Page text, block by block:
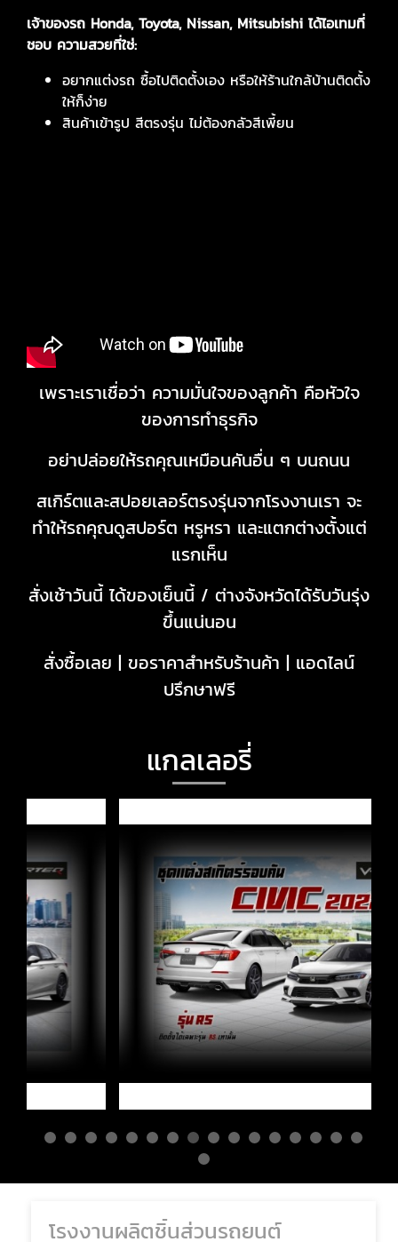
เจ้าของรถ Honda, Toyota, Nissan, Mitsubishi ได้ไอเทมที่
ชอบ ความสวยที่ใช่:
อยากแต่งรถ ซื้อไปติดตั้งเอง หรือให้ร้านใกล้บ้านติดตั้ง
ให้ก็ง่าย
สินค้าเข้ารูป สีตรงรุ่น ไม่ต้องกลัวสีเพี้ยน
เพราะเราเชื่อว่า ความมั่นใจของลูกค้า คือหัวใจ
ของการทำธุรกิจ
อย่าปล่อยให้รถคุณเหมือนคันอื่น ๆ บนถนน
สเกิร์ตและสปอยเลอร์ตรงรุ่นจากโรงงานเรา จะ
ทำให้รถคุณดูสปอร์ต หรูหรา และแตกต่างตั้งแต่
แรกเห็น
สั่งเช้าวันนี้ ได้ของเย็นนี้ / ต่างจังหวัดได้รับวันรุ่ง
ขึ้นแน่นอน
สั่งซื้อเลย | ขอราคาสำหรับร้านค้า | แอดไลน์
ปรึกษาฟรี
แกลเลอรี่
โรงงานผลิตชิ้นส่วนรถยนต์